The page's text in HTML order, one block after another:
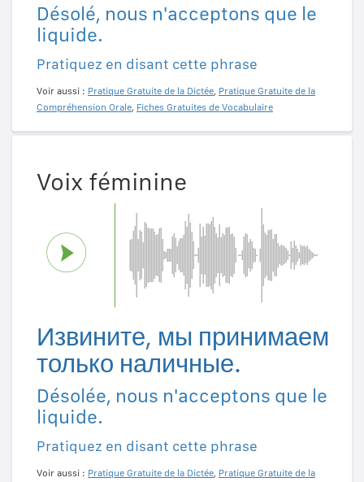
Désolé, nous n'acceptons que le
liquide.
Pratiquez en disant cette phrase
Voir aussi : Pratique Gratuite de la Dictée, Pratique Gratuite de la
Compréhension Orale, Fiches Gratuites de Vocabulaire
Voix féminine
Извините, мы принимаем
только наличные.
Désolée, nous n'acceptons que le
liquide.
Pratiquez en disant cette phrase
Voir aussi : Pratique Gratuite de la Dictée, Pratique Gratuite de la